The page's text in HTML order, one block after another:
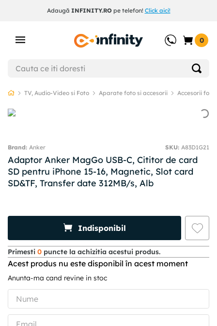
Adaugă INFINITY.ROpe telefon! Click aici!
0
TV, Audio-Video si Foto Aparate foto si accesorii Accesorii foto
Anker SKU: A83D1G21
Adaptor Anker MagGo USB-C, Cititor de card
SD pentru iPhone 15-16, Magnetic, Slot card
SD&TF, Transfer date 312MB/s, Alb
Indisponibil
Primesti 0 puncte la achizitia acestui produs.
Acest produs nu este disponibil în acest moment
Anunta-ma cand revine in stoc